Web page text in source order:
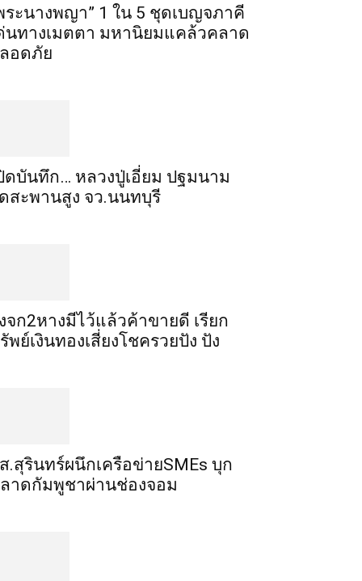
ระ​นาง​พญา” 1 ใน 5​ ชุดเบญจ​ภาคี​
นทางเมตตา​ มหา​นิยม​แคล้วคลาด​
อดภัย​
ดบันทึก… หลวงปู่เอี่ยม ​ปฐม​นาม​
สะพานสูง​ จว.นนทบุรี
จก​2​หาง​มีไว้แล้ว​ค้าขาย​ดี​ เรียก​
พย์เงินทอง​เสี่ยงโชค​รวยปัง​ ปัง​
.สุรินทร์ผนึกเครือข่ายSMEs บุก
าดกัมพูชาผ่านช่องจอม